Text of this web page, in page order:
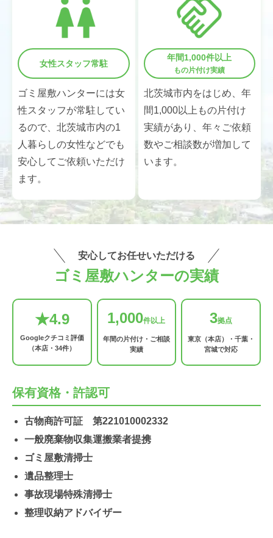
女性スタッフ常駐
ゴミ屋敷ハンターには女
性スタッフが常駐してい
るので、北茨城市内の1
人暮らしの女性などでも
安心してご依頼いただけ
ます。
年間1,000件以上
もの片付け実績
北茨城市内をはじめ、年
間1,000以上もの片付け
実績があり、年々ご依頼
数やご相談数が増加して
います。
安心してお任せいただける
ゴミ屋敷ハンターの実績
★4.9
Googleクチコミ評価
（本店・34件）
1,000件以上
年間の片付け・ご相談
実績
3拠点
東京（本店）・千葉・
宮城で対応
保有資格・許認可
古物商許可証 第221010002332
一般廃棄物収集運搬業者提携
ゴミ屋敷清掃士
遺品整理士
事故現場特殊清掃士
整理収納アドバイザー